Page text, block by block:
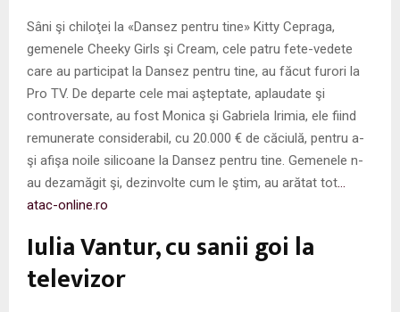
E
N
U
Sâni şi chiloţei la «Dansez pentru tine» Kitty Cepraga,
gemenele Cheeky Girls şi Cream, cele patru fete-vedete
care au participat la Dansez pentru tine, au făcut furori la
Pro TV. De departe cele mai aşteptate, aplaudate şi
controversate, au fost Monica şi Gabriela Irimia, ele fiind
remunerate considerabil, cu 20.000 € de căciulă, pentru a-
şi afişa noile silicoane la Dansez pentru tine. Gemenele n-
au dezamăgit şi, dezinvolte cum le ştim, au arătat tot
atac-online.ro
Iulia Vantur, cu sanii goi la
televizor